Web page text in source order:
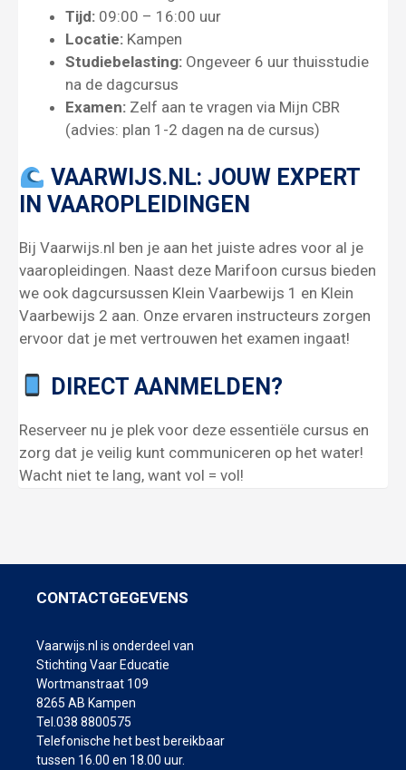
Tijd: 09:00 – 16:00 uur
Locatie: Kampen
Studiebelasting: Ongeveer 6 uur thuisstudie
na de dagcursus
Examen: Zelf aan te vragen via Mijn CBR
(advies: plan 1-2 dagen na de cursus)
VAARWIJS.NL: JOUW EXPERT
IN VAAROPLEIDINGEN
Bij Vaarwijs.nl ben je aan het juiste adres voor al je
vaaropleidingen. Naast deze Marifoon cursus bieden
we ook dagcursussen Klein Vaarbewijs 1 en Klein
Vaarbewijs 2 aan. Onze ervaren instructeurs zorgen
ervoor dat je met vertrouwen het examen ingaat!
DIRECT AANMELDEN?
Reserveer nu je plek voor deze essentiële cursus en
zorg dat je veilig kunt communiceren op het water!
Wacht niet te lang, want vol = vol!
CONTACTGEGEVENS
Vaarwijs.nl is onderdeel van
Stichting Vaar Educatie
Wortmanstraat 109
8265 AB Kampen
Tel.038 8800575
Telefonische het best bereikbaar
tussen 16.00 en 18.00 uur.